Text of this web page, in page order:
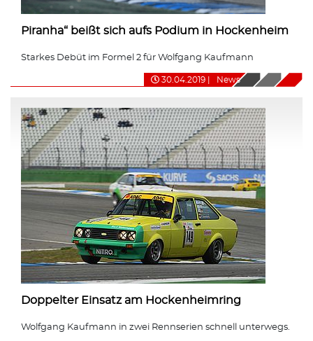
Piranha“ beißt sich aufs Podium in Hockenheim
Starkes Debüt im Formel 2 für Wolfgang Kaufmann
30.04.2019 News
Doppelter Einsatz am Hockenheimring
Wolfgang Kaufmann in zwei Rennserien schnell unterwegs.